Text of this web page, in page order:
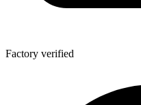
Factory verified